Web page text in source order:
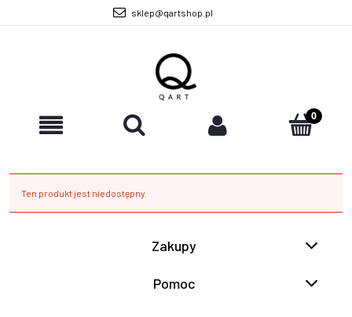
sklep@qartshop.pl
Ten produkt jest niedostępny.
Zakupy
Pomoc